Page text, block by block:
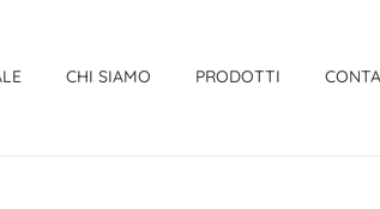
CHI SIAMO PRODOTTI